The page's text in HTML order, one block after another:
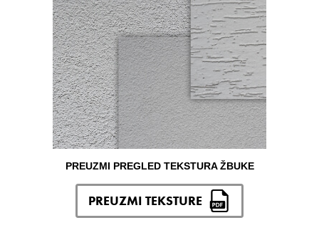
PREUZMI PREGLED TEKSTURA ŽBUKE
PREUZMI TEKSTURE